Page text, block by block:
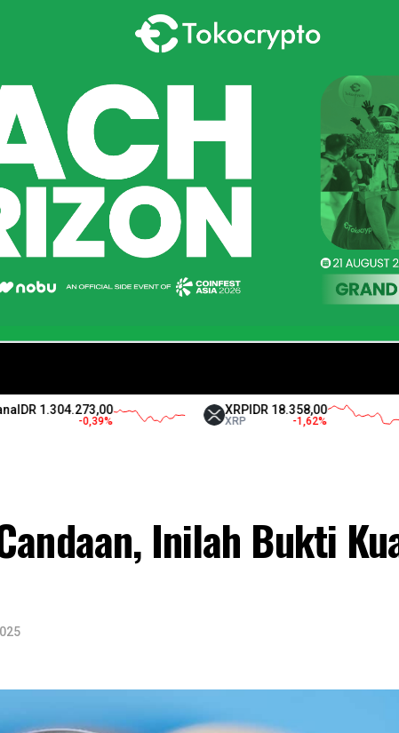
IDR 18.358,00
Inilah Bukti